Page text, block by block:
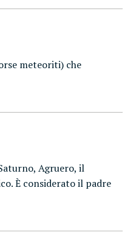
meteoriti) che
Agruero, il
È considerato il padre